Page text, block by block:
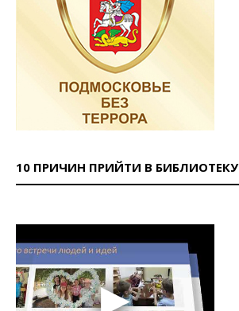
10 ПРИЧИН ПРИЙТИ В БИБЛИОТЕКУ